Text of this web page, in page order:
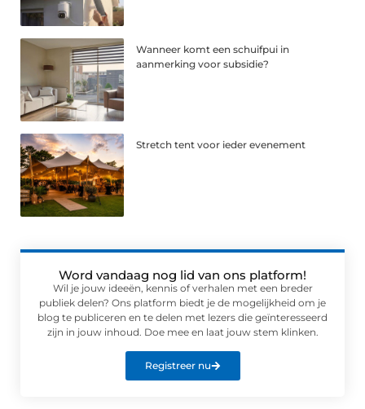
Wanneer komt een schuifpui in
aanmerking voor subsidie?
Stretch tent voor ieder evenement
Word vandaag nog lid van ons platform!
Wil je jouw ideeën, kennis of verhalen met een breder
publiek delen? Ons platform biedt je de mogelijkheid om je
blog te publiceren en te delen met lezers die geïnteresseerd
zijn in jouw inhoud. Doe mee en laat jouw stem klinken.
Registreer nu